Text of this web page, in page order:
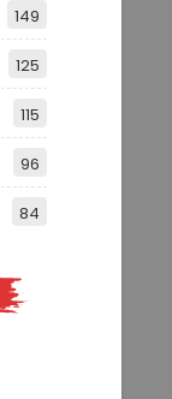
149
125
115
96
84